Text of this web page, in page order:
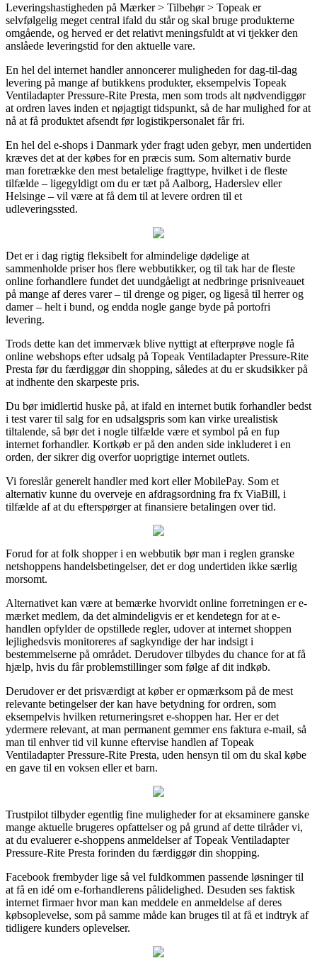
Leveringshastigheden på Mærker > Tilbehør > Topeak er
selvfølgelig meget central ifald du står og skal bruge produkterne
omgående, og herved er det relativt meningsfuldt at vi tjekker den
anslåede leveringstid for den aktuelle vare.
En hel del internet handler annoncerer muligheden for dag-til-dag
levering på mange af butikkens produkter, eksempelvis Topeak
Ventiladapter Pressure-Rite Presta, men som trods alt nødvendiggør
at ordren laves inden et nøjagtigt tidspunkt, så de har mulighed for at
nå at få produktet afsendt før logistikpersonalet får fri.
En hel del e-shops i Danmark yder fragt uden gebyr, men undertiden
kræves det at der købes for en præcis sum. Som alternativ burde
man foretrække den mest betalelige fragttype, hvilket i de fleste
tilfælde – ligegyldigt om du er tæt på Aalborg, Haderslev eller
Helsinge – vil være at få dem til at levere ordren til et
udleveringssted.
Det er i dag rigtig fleksibelt for almindelige dødelige at
sammenholde priser hos flere webbutikker, og til tak har de fleste
online forhandlere fundet det uundgåeligt at nedbringe prisniveauet
på mange af deres varer – til drenge og piger, og ligeså til herrer og
damer – helt i bund, og endda nogle gange byde på portofri
levering.
Trods dette kan det immervæk blive nyttigt at efterprøve nogle få
online webshops efter udsalg på Topeak Ventiladapter Pressure-Rite
Presta før du færdiggør din shopping, således at du er skudsikker på
at indhente den skarpeste pris.
Du bør imidlertid huske på, at ifald en internet butik forhandler bedst
i test varer til salg for en udsalgspris som kan virke urealistisk
tiltalende, så bør det i nogle tilfælde være et symbol på en fup
internet forhandler. Kortkøb er på den anden side inkluderet i en
orden, der sikrer dig overfor uoprigtige internet outlets.
Vi foreslår generelt handler med kort eller MobilePay. Som et
alternativ kunne du overveje en afdragsordning fra fx ViaBill, i
tilfælde af at du efterspørger at finansiere betalingen over tid.
Forud for at folk shopper i en webbutik bør man i reglen granske
netshoppens handelsbetingelser, det er dog undertiden ikke særlig
morsomt.
Alternativet kan være at bemærke hvorvidt online forretningen er e-
mærket medlem, da det almindeligvis er et kendetegn for at e-
handlen opfylder de opstillede regler, udover at internet shoppen
lejlighedsvis monitoreres af sagkyndige der har indsigt i
bestemmelserne på området. Derudover tilbydes du chance for at få
hjælp, hvis du får problemstillinger som følge af dit indkøb.
Derudover er det prisværdigt at køber er opmærksom på de mest
relevante betingelser der kan have betydning for ordren, som
eksempelvis hvilken returneringsret e-shoppen har. Her er det
ydermere relevant, at man permanent gemmer ens faktura e-mail, så
man til enhver tid vil kunne eftervise handlen af Topeak
Ventiladapter Pressure-Rite Presta, uden hensyn til om du skal købe
en gave til en voksen eller et barn.
Trustpilot tilbyder egentlig fine muligheder for at eksaminere ganske
mange aktuelle brugeres opfattelser og på grund af dette tilråder vi,
at du evaluerer e-shoppens anmeldelser af Topeak Ventiladapter
Pressure-Rite Presta forinden du færdiggør din shopping.
Facebook frembyder lige så vel fuldkommen passende løsninger til
at få en idé om e-forhandlerens pålidelighed. Desuden ses faktisk
internet firmaer hvor man kan meddele en anmeldelse af deres
købsoplevelse, som på samme måde kan bruges til at få et indtryk af
tidligere kunders oplevelser.